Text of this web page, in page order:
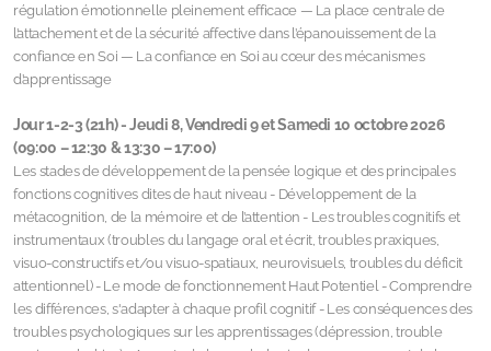
régulation émotionnelle pleinement efficace — La place centrale de
l’attachement et de la sécurité affective dans l’épanouissement de la
confiance en Soi — La confiance en Soi au cœur des mécanismes
d’apprentissage
Jour 1-2-3 (21h) -Jeudi 8, Vendredi 9 et Samedi 10 octobre 2026
(09:00 – 12:30 & 13:30 – 17:00)
Les stades de développement de la pensée logique et des principales
fonctions cognitives dites de haut niveau - Développement de la
métacognition, de la mémoire et de l’attention - Les troubles cognitifs et
instrumentaux (troubles du langage oral et écrit, troubles praxiques,
visuo-constructifs et/ou visuo-spatiaux, neurovisuels, troubles du déficit
attentionnel) - Le mode de fonctionnement Haut Potentiel - Comprendre
les différences, s'adapter à chaque profil cognitif - Les conséquences des
troubles psychologiques sur les apprentissages (dépression, trouble